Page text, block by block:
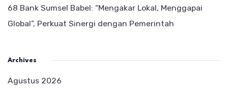
68 Bank Sumsel Babel: “Mengakar Lokal, Menggapai
Global”, Perkuat Sinergi dengan Pemerintah
Archives
Agustus 2026